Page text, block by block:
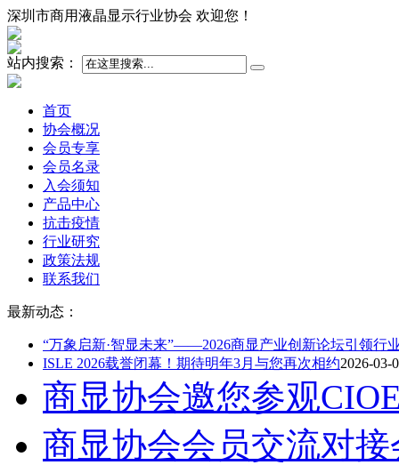
深圳市商用液晶显示行业协会 欢迎您！
站内搜索：
首页
协会概况
会员专享
会员名录
入会须知
产品中心
抗击疫情
行业研究
政策法规
联系我们
最新动态：
“万象启新·智显未来”——2026商显产业创新论坛引领行
ISLE 2026载誉闭幕！期待明年3月与您再次相约2026-03-
商显协会邀您参观
商显协会会员交流对